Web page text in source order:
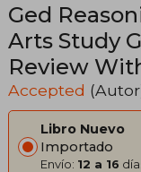
Ged
Arts Study
Review
Questions
Inglés)
Accepted
Libro Nuevo
Importado
Envío: 12 a 16